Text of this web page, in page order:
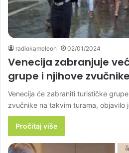
radiokameleon 02/01/2024
Venecija zabranjuje
grupe i njihove zvučnike
Venecija će zabraniti turističke
zvučnike na takvim turama, objavilo
Pročitaj više